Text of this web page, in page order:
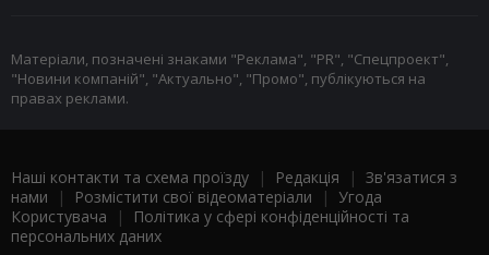
Матеріали, позначені знаками "Реклама", "PR", "Спецпроект",
"Новини компаній", "Актуально", "Промо", публікуються на
правах реклами.
Наші контакти та схема проїзду | Редакція | Зв'язатися з
нами | Розмістити свої відеоматеріали | Угода
Користувача |
Політика у сфері конфіденційності та
персональних даних